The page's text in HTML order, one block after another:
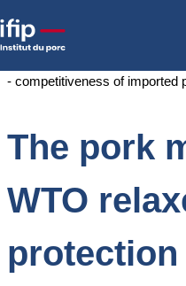
Accueil
The
import protection measures -
The pork
WTO
protection